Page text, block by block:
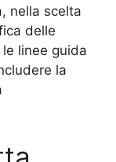
nella scelta
delle
linee guida
la